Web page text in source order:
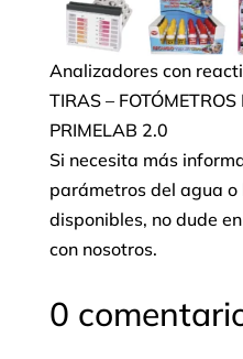
Analizadores con
TIRAS –
PRIMELAB 2.0
Si necesita más
parámetros del agua
disponibles, no dude
con nosotros.
0